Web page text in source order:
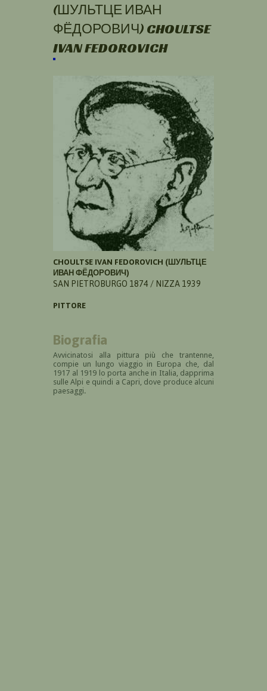
(ШУЛЬТЦЕ ИВАН
ФЁДОРОВИЧ) CHOULTSE
IVAN FEDOROVICH
CHOULTSE IVAN FEDOROVICH (ШУЛЬТЦЕ
ИВАН ФЁДОРОВИЧ)
SAN PIETROBURGO 1874 / NIZZA 1939
PITTORE
Biografia
Avvicinatosi alla pittura più che trantenne,
compie un lungo viaggio in Europa che, dal
1917 al 1919 lo porta anche in Italia, dapprima
sulle Alpi e quindi a Capri, dove produce alcuni
paesaggi.